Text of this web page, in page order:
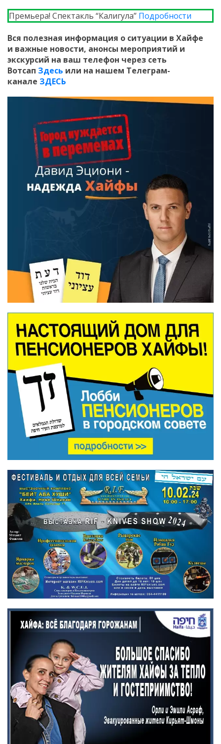
Премьера! Спектакль “Калигула” Подробности
Вся полезная информация о ситуации в Хайфе
и важные новости, анонсы мероприятий и
экскурсий на ваш телефон через сеть
Вотсап Здесь или на нашем Телеграм-
канале ЗДЕСЬ